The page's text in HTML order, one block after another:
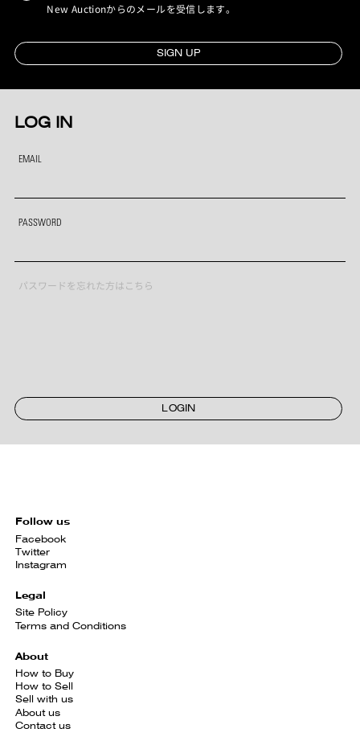
New Auctionからのメールを受信します。
SIGN UP
LOG IN
EMAIL
PASSWORD
パスワードを忘れた方はこちら
LOGIN
Follow us
Facebook
Twitter
Instagram
Legal
Site Policy
Terms and Conditions
About
How to Buy
How to Sell
Sell with us
About us
Contact us